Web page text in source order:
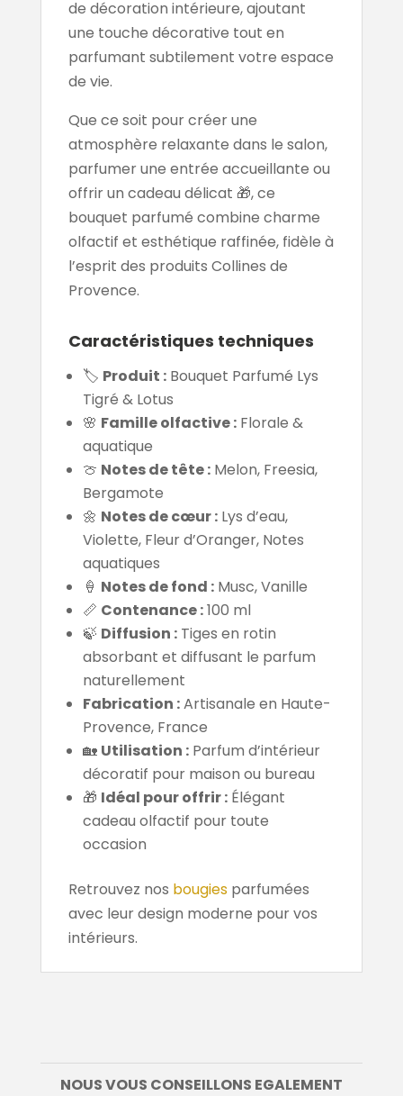
de décoration intérieure, ajoutant
une touche décorative tout en
parfumant subtilement votre espace
de vie.
Que ce soit pour créer une
atmosphère relaxante dans le salon,
parfumer une entrée accueillante ou
offrir un cadeau délicat 🎁, ce
bouquet parfumé combine charme
olfactif et esthétique raffinée, fidèle à
l’esprit des produits Collines de
Provence.
Caractéristiques techniques
🏷️ Produit :Bouquet Parfumé Lys
Tigré & Lotus
🌸 Famille olfactive :Florale &
aquatique
🍈 Notes de tête :Melon, Freesia,
Bergamote
🌼 Notes de cœur :Lys d’eau,
Violette, Fleur d’Oranger, Notes
aquatiques
🍦 Notes de fond :Musc, Vanille
📏 Contenance :100 ml
🍃 Diffusion :Tiges en rotin
absorbant et diffusant le parfum
naturellement
Fabrication :Artisanale en Haute-
Provence, France
🏡 Utilisation :Parfum d’intérieur
décoratif pour maison ou bureau
🎁 Idéal pour offrir :Élégant
cadeau olfactif pour toute
occasion
Retrouvez nos bougiesparfumées
avec leur design moderne pour vos
intérieurs.
NOUS VOUS CONSEILLONS EGALEMENT